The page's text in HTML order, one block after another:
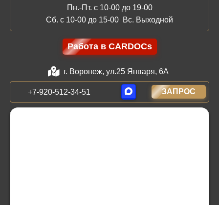
Пн.-Пт. с 10-00 до 19-00
Сб. с 10-00 до 15-00 Вс. Выходной
Работа в CARDOCs
г. Воронеж, ул.25 Января, 6А
+7-920-512-34-51 ЗАПРОС